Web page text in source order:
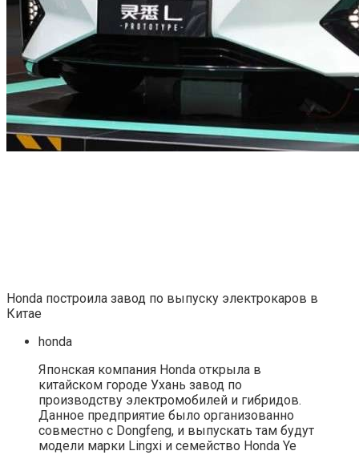
Honda построила завод по выпуску электрокаров в
Китае
honda
Японская компания Honda открыла в
китайском городе Ухань завод по
производству электромобилей и гибридов.
Данное предприятие было организованно
совместно с Dongfeng, и выпускать там будут
модели марки Lingxi и семейство Honda Ye